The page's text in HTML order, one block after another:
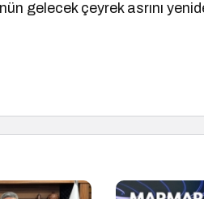
gelecek çeyrek asrını